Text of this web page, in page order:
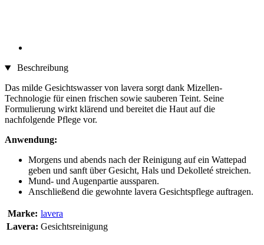
Beschreibung
Das milde Gesichtswasser von lavera sorgt dank Mizellen-
Technologie für einen frischen sowie sauberen Teint. Seine
Formulierung wirkt klärend und bereitet die Haut auf die
nachfolgende Pflege vor.
Anwendung:
Morgens und abends nach der Reinigung auf ein Wattepad
geben und sanft über Gesicht, Hals und Dekolleté streichen.
Mund- und Augenpartie aussparen.
Anschließend die gewohnte lavera Gesichtspflege auftragen.
Marke: lavera
Lavera: Gesichtsreinigung